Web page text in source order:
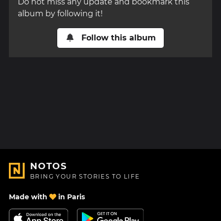
album by following it!
Follow this album
NOTOS
BRING YOUR STORIES TO LIFE
Made with in Paris